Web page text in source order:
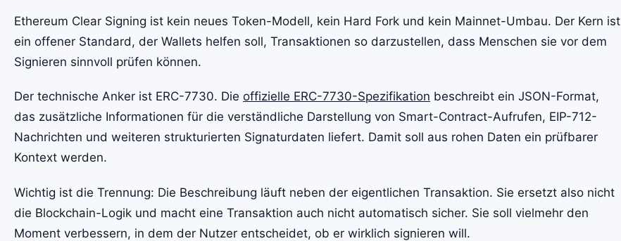
Ethereum Clear Signing ist kein neues Token-Modell, kein Hard Fork und kein Mainnet-Umbau. Der Kern ist
ein offener Standard, der Wallets helfen soll, Transaktionen so darzustellen, dass Menschen sie vor dem
Signieren sinnvoll prüfen können.
Der technische Anker ist ERC-7730. Die offizielle ERC-7730-Spezifikation beschreibt ein JSON-Format,
das zusätzliche Informationen für die verständliche Darstellung von Smart-Contract-Aufrufen, EIP-712-
Nachrichten und weiteren strukturierten Signaturdaten liefert. Damit soll aus rohen Daten ein prüfbarer
Kontext werden.
Wichtig ist die Trennung: Die Beschreibung läuft neben der eigentlichen Transaktion. Sie ersetzt also nicht
die Blockchain-Logik und macht eine Transaktion auch nicht automatisch sicher. Sie soll vielmehr den
Moment verbessern, in dem der Nutzer entscheidet, ob er wirklich signieren will.